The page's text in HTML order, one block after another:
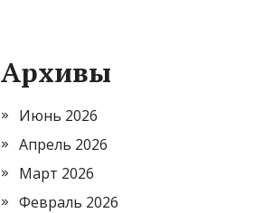
Архивы
Июнь 2026
Апрель 2026
Март 2026
Февраль 2026